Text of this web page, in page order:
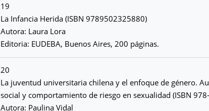
19
La Infancia Herida (ISBN 9789502325880)
Autora: Laura Lora
Editoria: EUDEBA, Buenos Aires, 200 páginas.
20
La juventud universitaria chilena y el enfoque de género.
social y comportamiento de riesgo en sexualidad (ISBN
Autora: Paulina Vidal